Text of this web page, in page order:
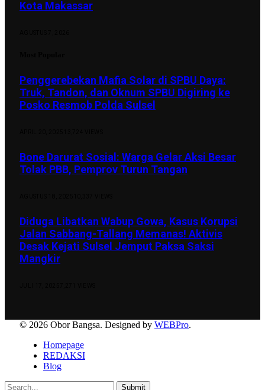
Kota Makassar
Penggerebekan Mafia Solar di SPBU Daya:
Truk, Tandon, dan Oknum SPBU Digiring ke
Posko Resmob Polda Sulsel
Bone Darurat Sosial: Warga Gelar Aksi Besar
Tolak PBB, Pemprov Turun Tangan
Diduga Libatkan Wabup Gowa, Kasus Korupsi
Jalan Sabbang-Tallang Memanas! Aktivis
Desak Kejati Sulsel Jemput Paksa Saksi
Mangkir
© 2026 Obor Bangsa. Designed by WEBPro.
Homepage
REDAKSI
Blog
Submit